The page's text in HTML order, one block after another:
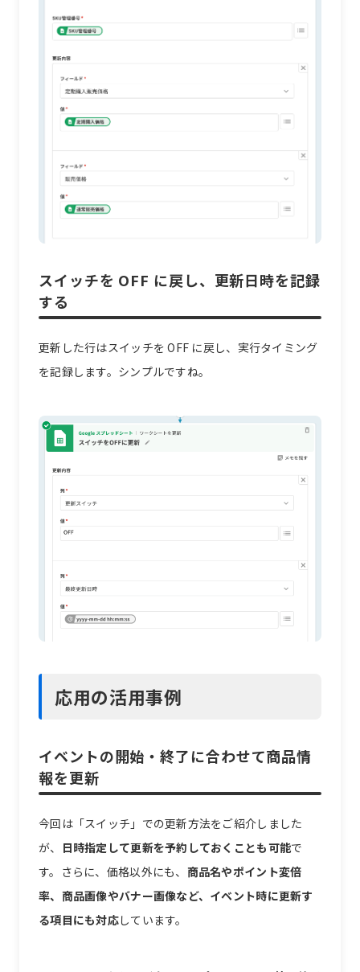
スイッチを OFF に戻し、更新日時を記録
する
更新した行はスイッチを OFF に戻し、実行タイミング
を記録します。シンプルですね。
応用の活用事例
イベントの開始・終了に合わせて商品情
報を更新
今回は「スイッチ」での更新方法をご紹介しました
が、
日時指定して更新を予約しておくことも可能で
す。さらに、価格以外にも、 商品名やポイント変倍
率、商品画像やバナー画像など、イベント時に更新す
る項目にも対応しています。